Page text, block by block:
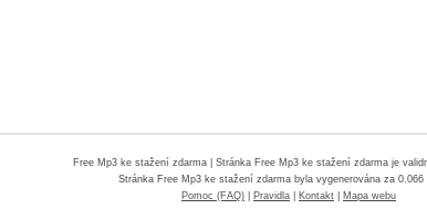
Free Mp3 ke stažení zdarma| Stránka Free Mp3 ke stažení zdarma je
Stránka Free Mp3 ke stažení zdarmabyla vygenerována za 0.066
Pomoc (FAQ)
Pravidla Kontakt Mapa webu